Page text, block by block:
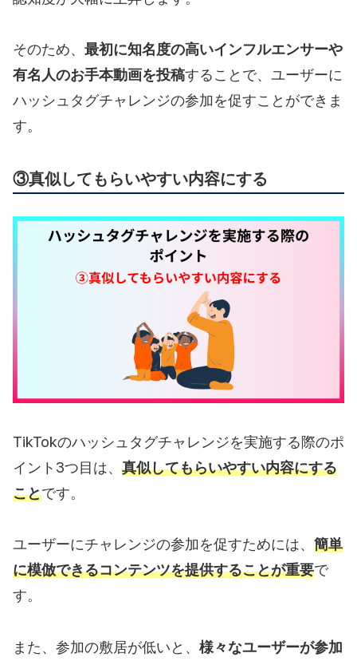
そのため、 最初に知名度の高いインフルエンサーや
有名人のお手本動画を投稿することで、ユーザーに
ハッシュタグチャレンジの参加を促すことができま
す。
③真似してもらいやすい内容にする
TikTokのハッシュタグチャレンジを実施する際のポ
イント3つ目は、 真似してもらいやすい内容にする
ことです。
ユーザーにチャレンジの参加を促すためには、 簡単
に模倣できるコンテンツを提供することが重要で
す。
また、参加の敷居が低いと、 様々なユーザーが参加